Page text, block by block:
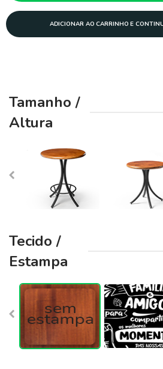
ADICIONAR AO CARRINHO E
Tamanho /
Altura
Tecido /
Estampa